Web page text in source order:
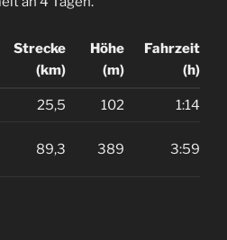
Strecke
(km)
Höhe
(m)
Fahrzeit
(h)
25,5 102 1:14
89,3 389 3:59